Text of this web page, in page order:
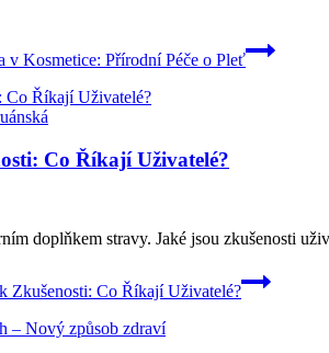
v Kosmetice: Přírodní Péče o Pleť
Co Říkají Uživatelé?
doplňkem stravy. Jaké jsou zkušenosti
Zkušenosti: Co Říkají Uživatelé?